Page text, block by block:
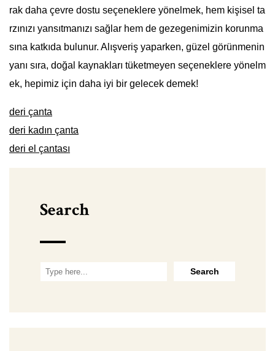
rak daha çevre dostu seçeneklere yönelmek, hem kişisel ta
rzınızı yansıtmanızı sağlar hem de gezegenimizin korunma
sına katkıda bulunur. Alışveriş yaparken, güzel görünmenin
yanı sıra, doğal kaynakları tüketmeyen seçeneklere yönelm
ek, hepimiz için daha iyi bir gelecek demek!
deri çanta
deri kadın çanta
deri el çantası
Search